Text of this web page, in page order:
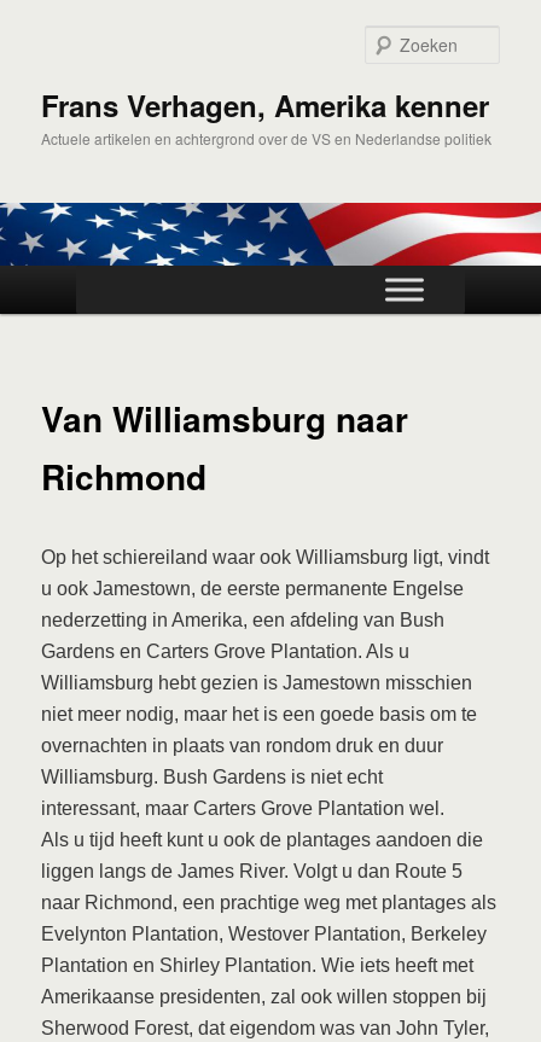
inhoudFrans Verhagen, Amerika kenner
Actuele artikelen en achtergrond over de VS en Nederlandse politiek
Van Williamsburg naar
Richmond
Op het schiereiland waar ook Williamsburg ligt, vindt
u ook Jamestown, de eerste permanente Engelse
nederzetting in Amerika, een afdeling van Bush
Gardens en Carters Grove Plantation. Als u
Williamsburg hebt gezien is Jamestown misschien
niet meer nodig, maar het is een goede basis om te
overnachten in plaats van rondom druk en duur
Williamsburg. Bush Gardens is niet echt
interessant, maar Carters Grove Plantation wel.
Als u tijd heeft kunt u ook de plantages aandoen die
liggen langs de James River. Volgt u dan Route 5
naar Richmond, een prachtige weg met plantages als
Evelynton Plantation, Westover Plantation, Berkeley
Plantation en Shirley Plantation. Wie iets heeft met
Amerikaanse presidenten, zal ook willen stoppen bij
Sherwood Forest, dat eigendom was van John Tyler,